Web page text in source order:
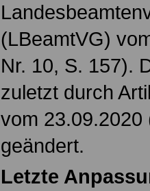
(LBeamtVG)
Nr. 10, S. 157).
zuletzt durch
vom 23.09.2020
geändert.
Letzte